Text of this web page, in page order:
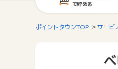
で貯める
ポイントタウンTOP サービ